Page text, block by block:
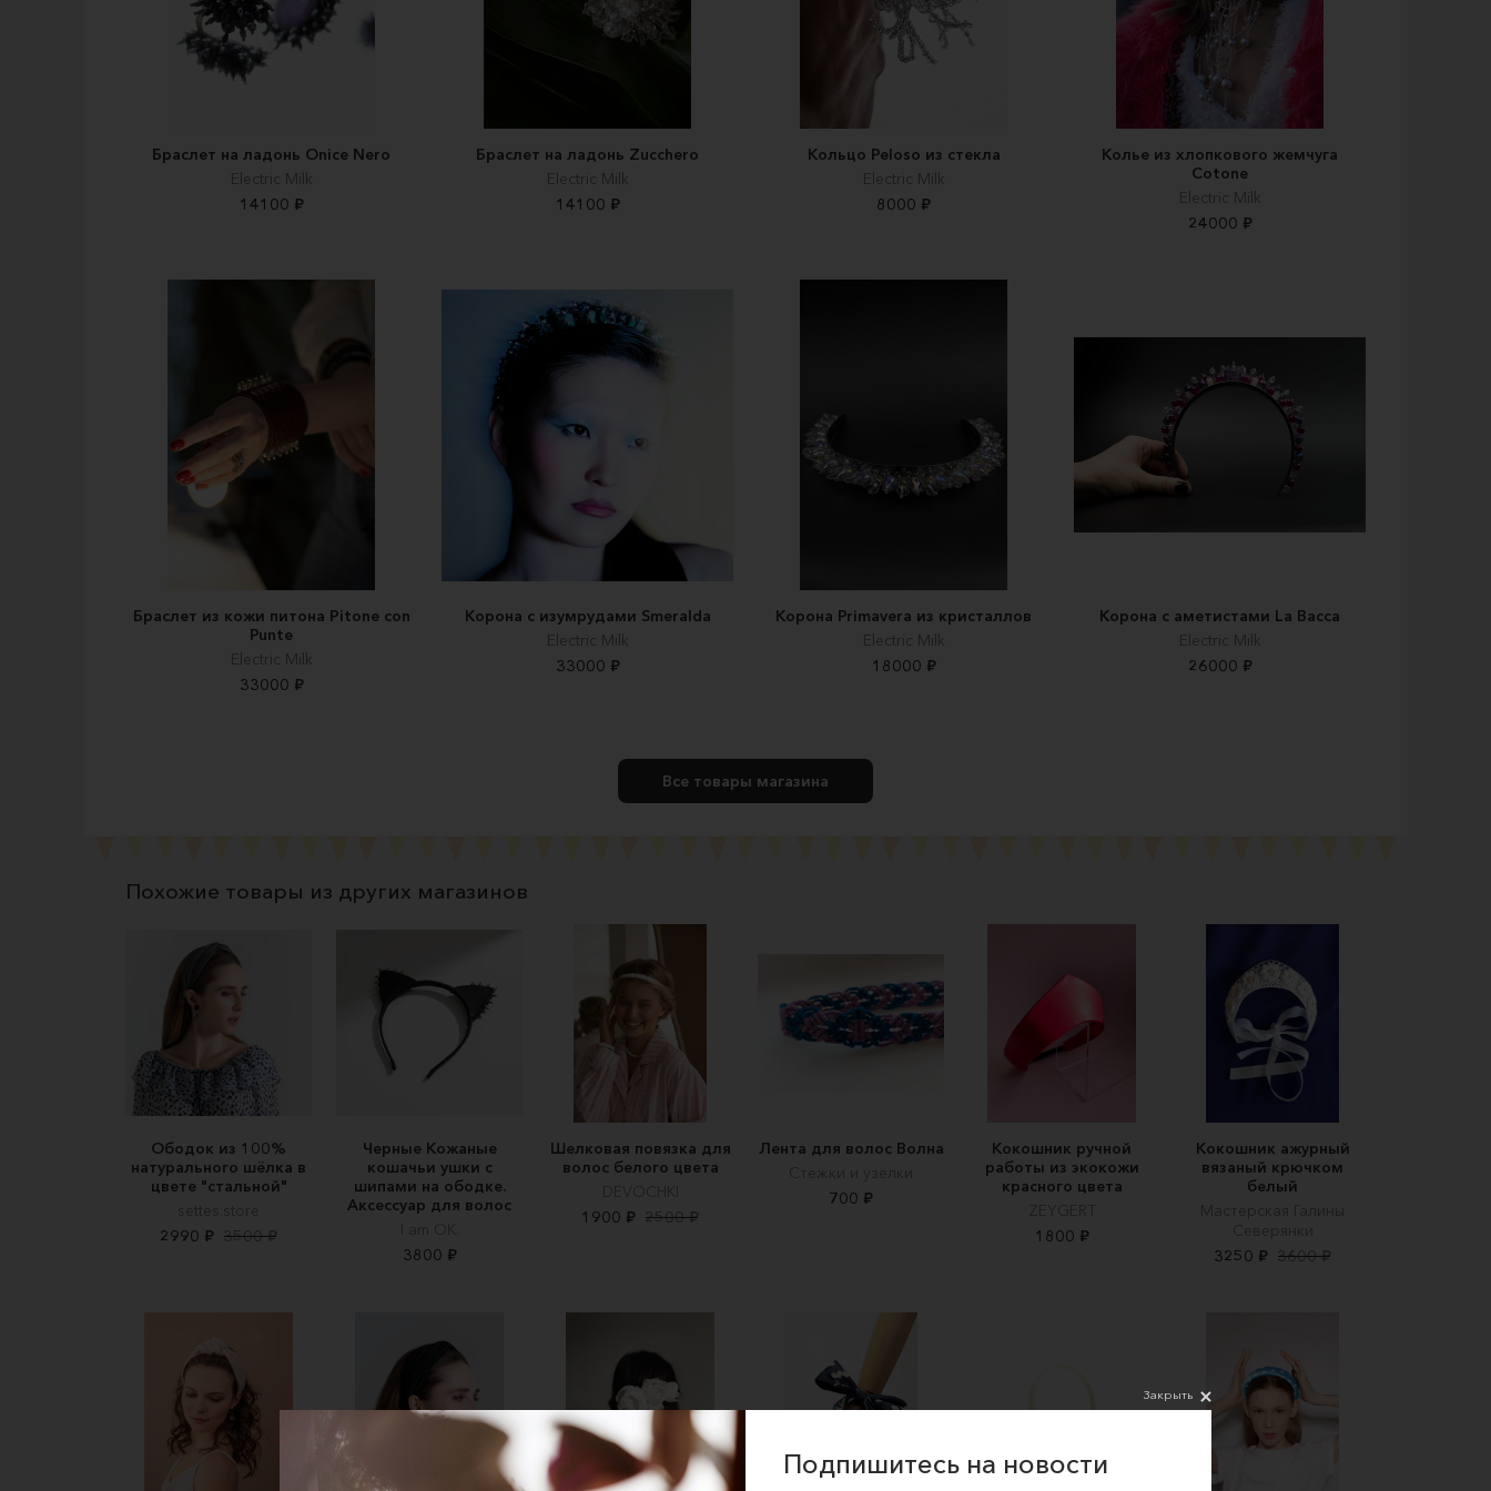
Браслет на ладонь Onice Nero
Electric Milk
14100 ₽
Браслет на ладонь Zucchero
Electric Milk
14100 ₽
Кольцо Peloso из стекла
Electric Milk
8000 ₽
Колье из хлопкового жемчуга
Cotone
Electric Milk
24000 ₽
Браслет из кожи питона Pitone con
Punte
Electric Milk
33000 ₽
Корона с изумрудами Smeralda
Electric Milk
33000 ₽
Корона Primavera из кристаллов
Electric Milk
18000 ₽
Корона с аметистами La Bacca
Electric Milk
26000 ₽
Все товары магазина
Похожие товары из других магазинов
Ободок из 100%
натурального шёлка в
цвете "стальной"
settes.store
2990 ₽ 3500 ₽
Черные Кожаные
кошачьи ушки с
шипами на ободке.
Аксессуар для волос
I am OK.
3800 ₽
Шелковая повязка для
волос белого цвета
DEVOCHKI
1900 ₽ 2500 ₽
Лента для волос Волна
Стежки и узелки
700 ₽
Кокошник ручной
работы из экокожи
красного цвета
ZEYGERT
1800 ₽
Кокошник ажурный
вязаный крючком
белый
Мастерская Галины
Северянки
3250 ₽ 3600 ₽
Закрыть
Подпишитесь на новости